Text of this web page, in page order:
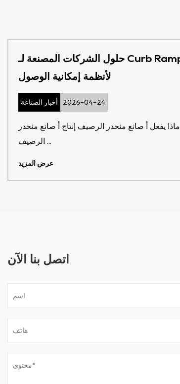
حلول الشركات المصنعة لـ Curb Ramp
لأنظمة إمكانية الوصول
أخبار الصناعة 2026-04-24
ماذا يفعل أ صانع منحدر الرصيف إنتاج أ صانع منحدر
عرض المزيد
اتصل بنا الآن